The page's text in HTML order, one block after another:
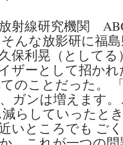
射線研究機関
んな放影研に福
保利晃（としてる
ザーとして招か
のことだった。
ガンは増えます
らしていったと
いところでも ご